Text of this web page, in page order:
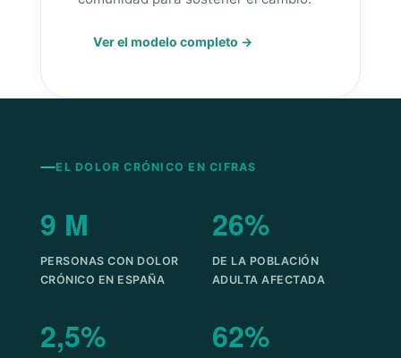
Ver el modelo completo →
EL DOLOR CRÓNICO EN CIFRAS
9 M
PERSONAS CON DOLOR
CRÓNICO EN ESPAÑA
26%
DE LA POBLACIÓN
ADULTA AFECTADA
2,5% 62%